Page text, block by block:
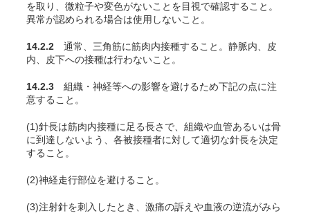
を取り、微粒子や変色がないことを目視で確認すること。
異常が認められる場合は使用しないこと。
14.2.2 通常、三角筋に筋肉内接種すること。静脈内、皮
内、皮下への接種は行わないこと。
14.2.3 組織・神経等への影響を避けるため下記の点に注
意すること。
(1)針長は筋肉内接種に足る長さで、組織や血管あるいは骨
に到達しないよう、各被接種者に対して適切な針長を決定
すること。
(2)神経走行部位を避けること。
(3)注射針を刺入したとき、激痛の訴えや血液の逆流がみら